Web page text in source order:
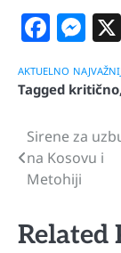
AKTUELNO
Tagged kritično
članaka
Sirene za
na Kosovu i
Metohiji
Related